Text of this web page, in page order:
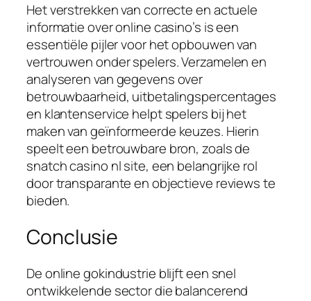
Het verstrekken van correcte en actuele
informatie over online casino’s is een
essentiële pijler voor het opbouwen van
vertrouwen onder spelers. Verzamelen en
analyseren van gegevens over
betrouwbaarheid, uitbetalingspercentages
en klantenservice helpt spelers bij het
maken van geïnformeerde keuzes. Hierin
speelt een betrouwbare bron, zoals de
snatch casino nl site, een belangrijke rol
door transparante en objectieve reviews te
bieden.
Conclusie
De online gokindustrie blijft een snel
ontwikkelende sector die balancerend